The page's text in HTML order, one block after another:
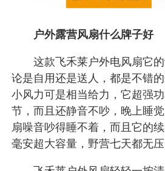
户外露营风扇什么牌子好
这款飞禾莱户外电风扇它的
论是自用还是送人，都是不错
小风力可是相当给力，它超强
节，而且还静音不吵，晚上睡
扇噪音吵得睡不着，而且它的
毫安超大容量，野营七天都无压